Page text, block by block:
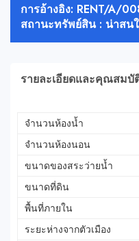
การอ้างอิง: RENT/A/
สถานะทรัพย์สิน : น่าสน
รายละเอียดและคุณสมบั
จำนวนห้องน้ำ
จำนวนห้องนอน
ขนาดของสระว่ายน้ำ
ขนาดที่ดิน
พื้นที่ภายใน
ระยะห่างจากตัวเมือง